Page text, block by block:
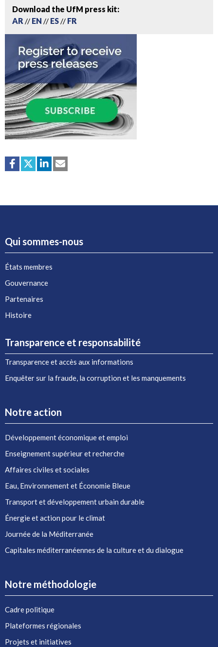
Download the UfM press kit:
AR // EN // ES // FR
Qui sommes-nous
États membres
Gouvernance
Partenaires
Histoire
Transparence et responsabilité
Transparence et accès aux informations
Enquêter sur la fraude, la corruption et les manquements
Notre action
Développement économique et emploi
Enseignement supérieur et recherche
Affaires civiles et sociales
Eau, Environnement et Économie Bleue
Transport et développement urbain durable
Énergie et action pour le climat
Journée de la Méditerranée
Capitales méditerranéennes de la culture et du dialogue
Notre méthodologie
Cadre politique
Plateformes régionales
Projets et initiatives